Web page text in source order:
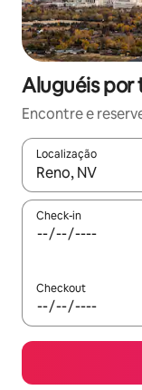
Aluguéis por
Encontre e
Localização
Quando os
Check-in
Checkout